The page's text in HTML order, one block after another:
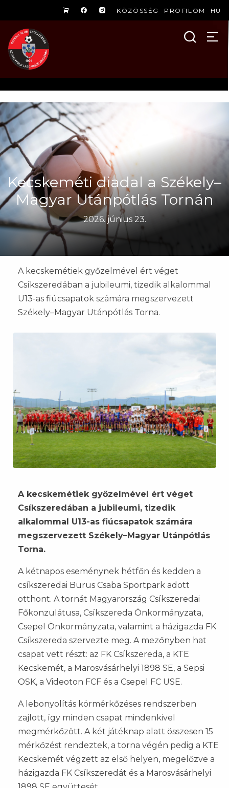
KÖZÖSSÉG PROFILOM HU
Kecskeméti diadal a Székely–
Magyar Utánpótlás Tornán
2026. június 23.
A kecskemétiek győzelmével ért véget
Csíkszeredában a jubileumi, tizedik alkalommal
U13-as fiúcsapatok számára megszervezett
Székely–Magyar Utánpótlás Torna.
A kecskemétiek győzelmével ért véget
Csíkszeredában a jubileumi, tizedik
alkalommal U13-as fiúcsapatok számára
megszervezett Székely–Magyar Utánpótlás
Torna.
A kétnapos eseménynek hétfőn és kedden a
csíkszeredai Burus Csaba Sportpark adott
otthont. A tornát Magyarország Csíkszeredai
Főkonzulátusa, Csíkszereda Önkormányzata,
Csepel Önkormányzata, valamint a házigazda FK
Csíkszereda szervezte meg. A mezőnyben hat
csapat vett részt: az FK Csíkszereda, a KTE
Kecskemét, a Marosvásárhelyi 1898 SE, a Sepsi
OSK, a Videoton FCF és a Csepel FC USE.
A lebonyolítás körmérkőzéses rendszerben
zajlott, így minden csapat mindenkivel
megmérkőzött. A két játéknap alatt összesen 15
mérkőzést rendeztek, a torna végén pedig a KTE
Kecskemét végzett az első helyen, megelőzve a
házigazda FK Csíkszeredát és a Marosvásárhelyi